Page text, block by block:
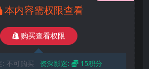
本内容需权限查看
购买查看权限
: 不可购买 资深影迷:
15积分